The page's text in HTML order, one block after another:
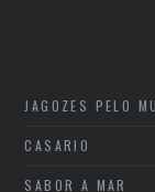
JAGOZES PELO
CASARIO
SABOR A MAR